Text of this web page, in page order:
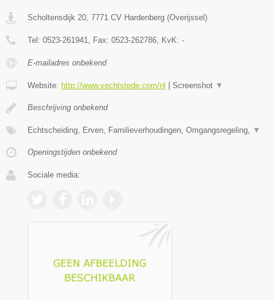
Scholtensdijk 20 7771 CV Hardenberg (Overijssel )
Tel: 0523-261941 , Fax: 0523-262786 , KvK: -
E-mailadres onbekend
Website: http://www.vechtstede.com/nl Screenshot ▼
Beschrijving onbekend
Echtscheiding, Erven, Familieverhoudingen, Omgangsregeling, ▼
Openingstijden onbekend
Sociale media: